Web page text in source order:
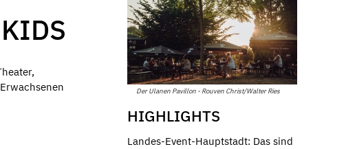
Der Ulanen Pavillon - Rouven Christ/Walter Ries
HIGHLIGHTS
Landes-Event-Hauptstadt: Das sind